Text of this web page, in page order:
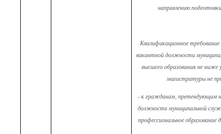
направлению
Квалификационное
вакантной должности
высшего образования не ниже
магистратуры не
- к гражданам, претендующим
должности муниципальной
профессиональное образование